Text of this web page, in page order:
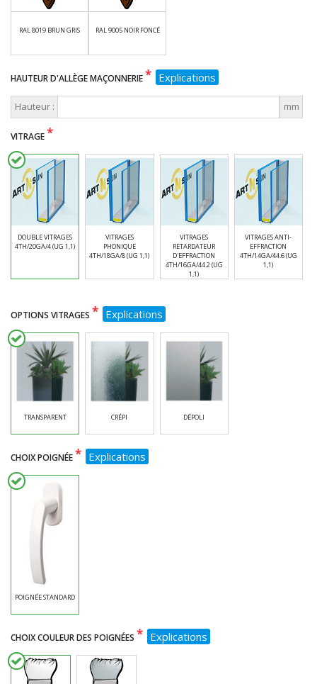
RAL 8019 BRUN GRIS RAL 9005 NOIR FONCÉ
HAUTEUR D'ALLÈGE MAÇONNERIE* Explications
Hauteur : mm
VITRAGE*
DOUBLE VITRAGES
4TH/20GA/4 (UG 1,1)
VITRAGES
PHONIQUE
4TH/18GA/8 (UG 1,1)
VITRAGES
RETARDATEUR
D'EFFRACTION
4TH/16GA/44.2 (UG
1,1)
VITRAGES ANTI-
EFFRACTION
4TH/14GA/44.6 (UG
1,1)
OPTIONS VITRAGES * Explications
TRANSPARENT CRÉPI DÉPOLI
CHOIX POIGNÉE* Explications
POIGNÉE STANDARD
CHOIX COULEUR DES POIGNÉES * Explications